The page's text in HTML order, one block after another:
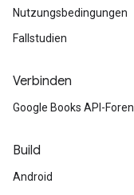
Nutzungsbedingungen
Fallstudien
Verbinden
Google Books API-Foren
Build
Android